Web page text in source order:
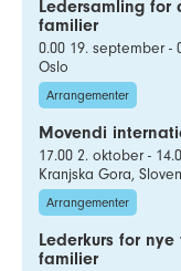
Ledersamling for
familier
0.00 19. september -
Oslo
Arrangementer
Movendi
17.00 2. oktober -
Kranjska Gora,
Arrangementer
Lederkurs for
familier